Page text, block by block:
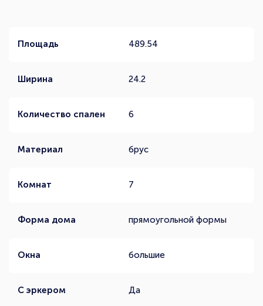
Площадь 489.54
Ширина 24.2
Количество спален 6
Материал брус
Комнат 7
Форма дома прямоугольной формы
Окна большие
С эркером Да